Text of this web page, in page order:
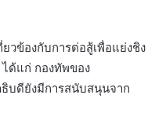
วข้องกับการต่อสู้เพื่อแย่งชิง
ได้แก่ กองทัพของ
บดียังมีการสนับสนุนจาก